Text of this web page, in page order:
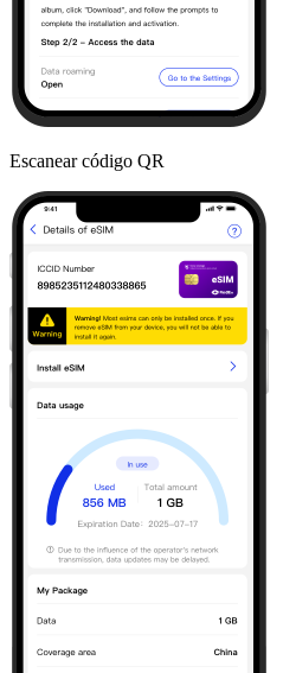
Escanear código QR